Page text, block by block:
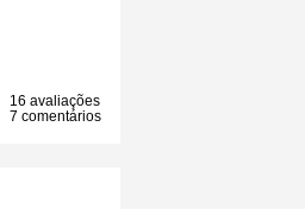
16 avaliações
7 comentários